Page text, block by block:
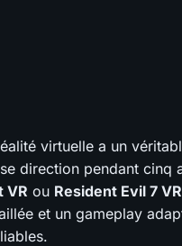
virtuelle a un
direction pendant cinq
VR ou Resident Evil 7 VR
et un gameplay